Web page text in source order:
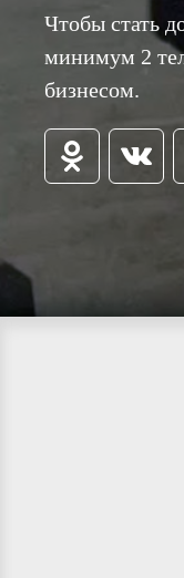
Чтобы стать
минимум 2
бизнесом.